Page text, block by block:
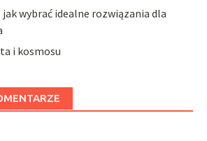
wybrać idealne rozwiązania dla
i kosmosu